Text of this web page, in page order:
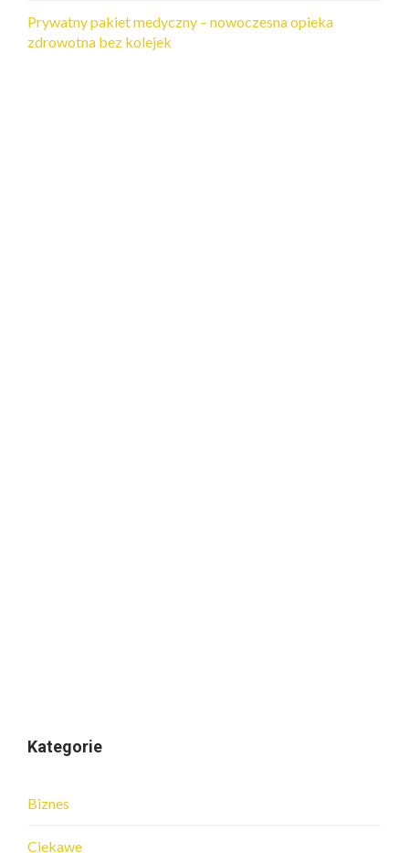
Prywatny pakiet medyczny – nowoczesna opieka
zdrowotna bez kolejek
Kategorie
Biznes
Ciekawe